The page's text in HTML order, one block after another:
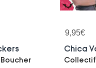
9,95€
Collectif